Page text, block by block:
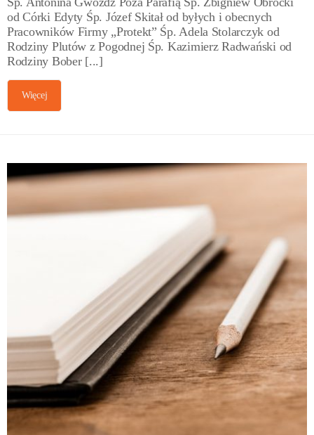
od Córki Edyty Śp. Józef Skitał od byłych i obecnych
Pracowników Firmy „Protekt” Śp. Adela Stolarczyk od
Rodziny Plutów z Pogodnej Śp. Kazimierz Radwański od
Rodziny Bober [...]
Więcej